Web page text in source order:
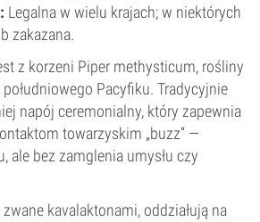
Legalna w wielu krajach; w niektórych
zakazana.
z korzeni Piper methysticum, rośliny
Pacyfiku. Tradycyjnie
napój ceremonialny, który zapewnia
towarzyskim „buzz” —
ale bez zamglenia umysłu czy
kavalaktonami, oddziałują na